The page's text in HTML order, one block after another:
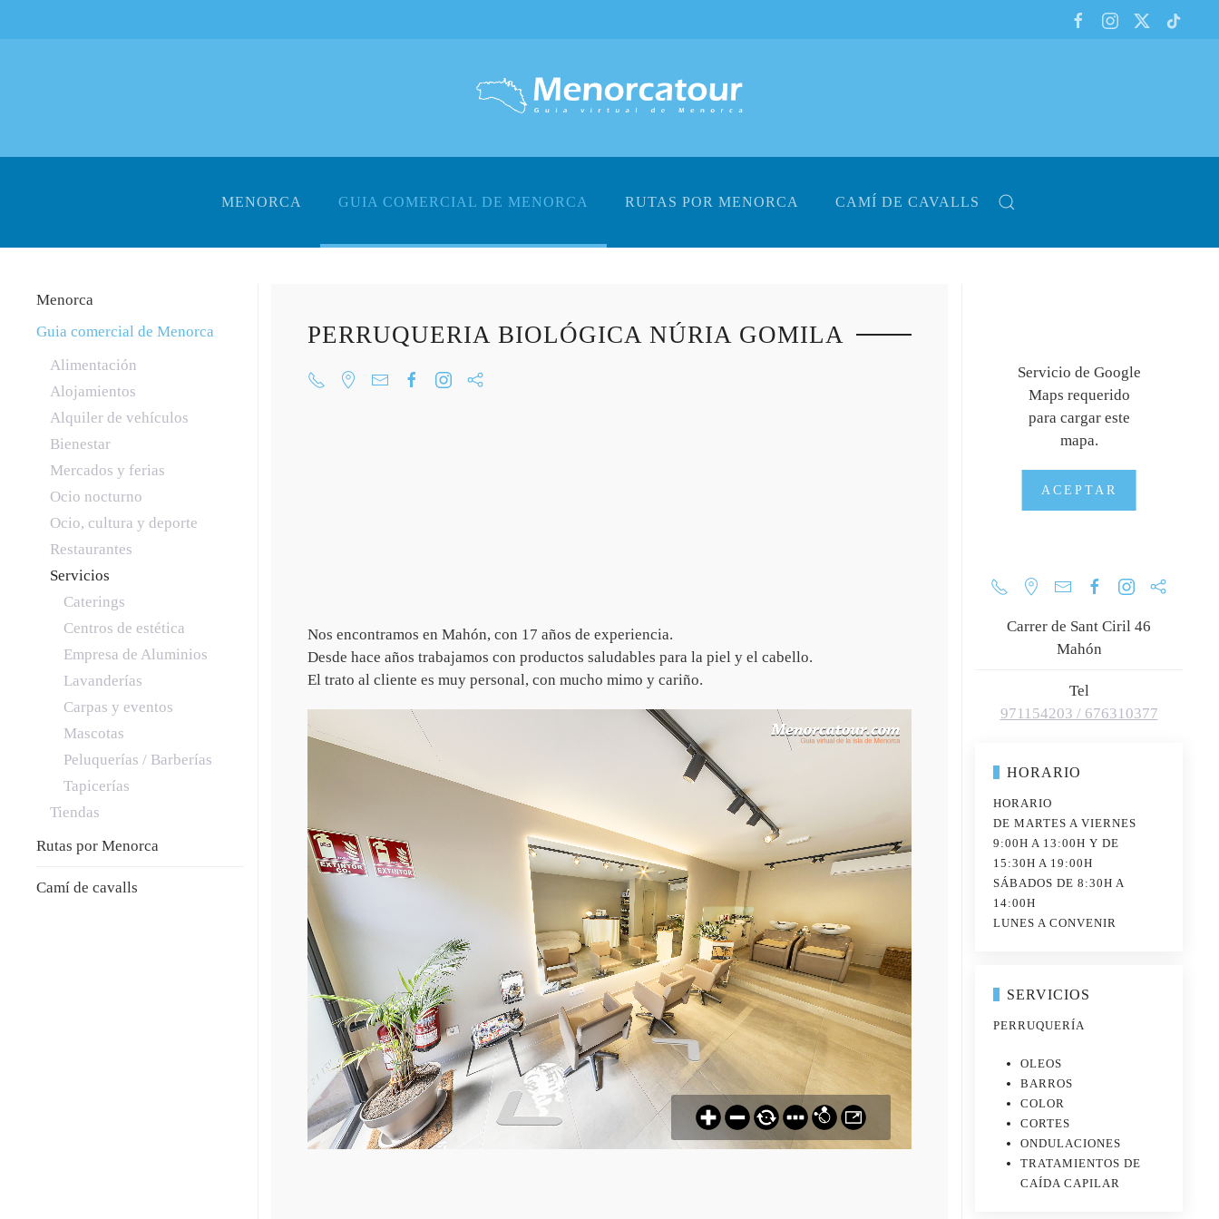
MENORCA GUIA COMERCIAL DE MENORCA RUTAS POR MENORCA CAMÍ DE CAVALLS
Menorca
Guia comercial de Menorca
Alimentación
Alojamientos
Alquiler de vehículos
Bienestar
Mercados y ferias
Ocio nocturno
Ocio, cultura y deporte
Restaurantes
Servicios
Caterings
Centros de estética
Empresa de Aluminios
Lavanderías
Carpas y eventos
Mascotas
Peluquerías / Barberías
Tapicerías
Tiendas
Rutas por Menorca
Camí de cavalls
PERRUQUERIA BIOLÓGICA NÚRIA GOMILA
Nos encontramos en Mahón, con 17 años de experiencia.
Desde hace años trabajamos con productos saludables para la piel y el cabello.
El trato al cliente es muy personal, con mucho mimo y cariño.
Servicio de Google
Maps requerido
para cargar este
mapa.
ACEPTAR
Carrer de Sant Ciril 46
Mahón
Tel
971154203 / 676310377
HORARIO
HORARIO
DE MARTES A VIERNES
9:00H A 13:00H Y DE
15:30H A 19:00H
SÁBADOS DE 8:30H A
14:00H
LUNES A CONVENIR
SERVICIOS
PERRUQUERÍA
OLEOS
BARROS
COLOR
CORTES
ONDULACIONES
TRATAMIENTOS DE
CAÍDA CAPILAR